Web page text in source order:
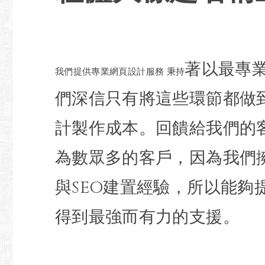
我們提供專業網頁設計服務 秉持著以最專
們深信只有將這些環節都
計製作成本。回饋給我們
為數眾多的客戶，因為我
與SEO建置經驗，所以能
得到最強而有力的支援。